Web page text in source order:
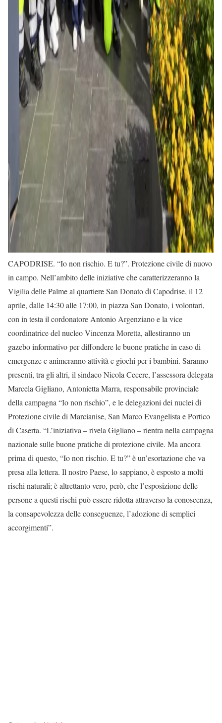
CAPODRISE. “Io non rischio. E tu?”. Protezione civile di nuovo
in campo. Nell’ambito delle iniziative che caratterizzeranno la
Vigilia delle Palme al quartiere San Donato di Capodrise, il 12
aprile, dalle 14:30 alle 17:00, in piazza San Donato, i volontari,
con in testa il cordonatore Antonio Argenziano e la vice
coordinatrice del nucleo Vincenza Moretta, allestiranno un
gazebo informativo per diffondere le buone pratiche in caso di
emergenze e animeranno attività e giochi per i bambini. Saranno
presenti, tra gli altri, il sindaco Nicola Cecere, l’assessora delegata
Marcela Gigliano, Antonietta Marra, responsabile provinciale
della campagna “Io non rischio”, e le delegazioni dei nuclei di
Protezione civile di Marcianise, San Marco Evangelista e Portico
di Caserta. “L’iniziativa – rivela Gigliano – rientra nella campagna
nazionale sulle buone pratiche di protezione civile. Ma ancora
prima di questo, “Io non rischio. E tu?” è un’esortazione che va
presa alla lettera. Il nostro Paese, lo sappiano, è esposto a molti
rischi naturali; è altrettanto vero, però, che l’esposizione delle
persone a questi rischi può essere ridotta attraverso la conoscenza,
la consapevolezza delle conseguenze, l’adozione di semplici
accorgimenti”.